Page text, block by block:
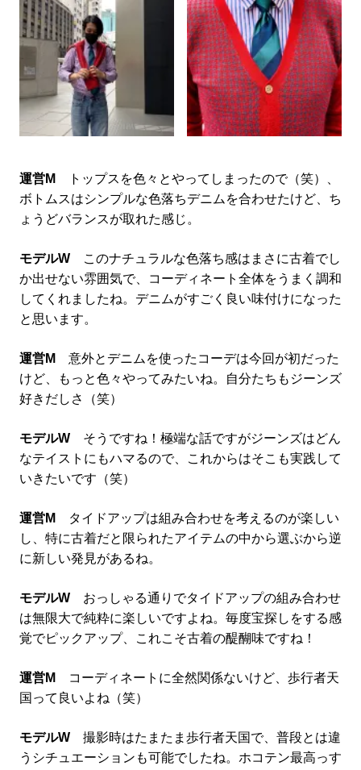
運営M
トップスを色々とやってしまったので（笑）、
ボトムスはシンプルな色落ちデニムを合わせたけど、ち
ょうどバランスが取れた感じ。
モデルW このナチュラルな色落ち感はまさに古着でし
か出せない雰囲気で、コーディネート全体をうまく調和
してくれましたね。デニムがすごく良い味付けになった
と思います。
運営M
意外とデニムを使ったコーデは今回が初だった
けど、もっと色々やってみたいね。自分たちもジーンズ
好きだしさ（笑）
モデルW そうですね！極端な話ですがジーンズはどん
なテイストにもハマるので、これからはそこも実践して
いきたいです（笑）
運営M
タイドアップは組み合わせを考えるのが楽しい
し、特に古着だと限られたアイテムの中から選ぶから逆
に新しい発見があるね。
モデルW おっしゃる通りでタイドアップの組み合わせ
は無限大で純粋に楽しいですよね。毎度宝探しをする感
覚でピックアップ、これこそ古着の醍醐味ですね！
運営M
コーディネートに全然関係ないけど、歩行者天
国って良いよね（笑）
モデルW 撮影時はたまたま歩行者天国で、普段とは違
うシチュエーションも可能でしたね。ホコテン最高っす